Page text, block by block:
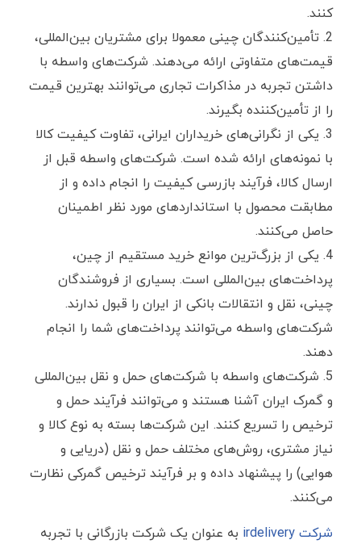
کنند.
تأمین‌کنندگان چینی معمولا برای مشتریان بین‌المللی،
قیمت‌های متفاوتی ارائه می‌دهند. شرکت‌های واسطه با
داشتن تجربه در مذاکرات تجاری می‌توانند بهترین قیمت
را از تأمین‌کننده بگیرند.
یکی از نگرانی‌های خریداران ایرانی، تفاوت کیفیت کالا
با نمونه‌های ارائه ‌شده است. شرکت‌های واسطه قبل از
ارسال کالا، فرآیند بازرسی کیفیت را انجام داده و از
مطابقت محصول با استانداردهای مورد نظر اطمینان
حاصل می‌کنند.
یکی از بزرگ‌ترین موانع خرید مستقیم از چین،
پرداخت‌های بین‌المللی است. بسیاری از فروشندگان
چینی، نقل‌ و انتقالات بانکی از ایران را قبول ندارند.
شرکت‌های واسطه می‌توانند پرداخت‌های شما را انجام
دهند.
شرکت‌های واسطه با شرکت‌های حمل ‌و نقل بین‌المللی
و گمرک ایران آشنا هستند و می‌توانند فرآیند حمل و
ترخیص را تسریع کنند. این شرکت‌ها بسته به نوع کالا و
نیاز مشتری، روش‌های مختلف حمل‌ و نقل (دریایی و
هوایی) را پیشنهاد داده و بر فرآیند ترخیص گمرکی نظارت
می‌کنند.
شرکت irdelivery
به عنوان یک شرکت بازرگانی با تجربه